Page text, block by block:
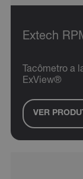
Extech
Tacômetro a
ExView®
VER